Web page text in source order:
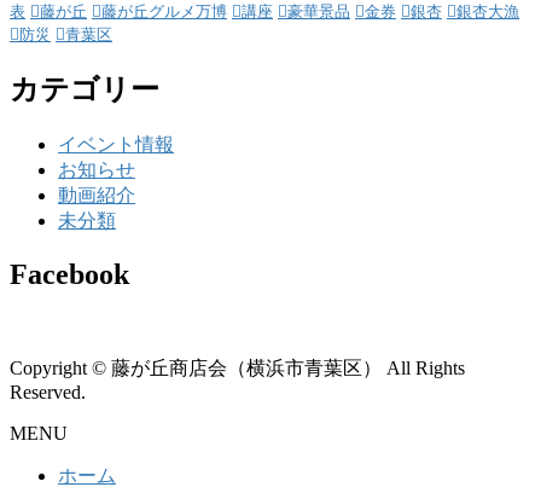
表
藤が丘 藤が丘グルメ万博 講座 豪華景品 金券 銀杏
銀杏大漁
防災
青葉区
カテゴリー
イベント情報
お知らせ
動画紹介
未分類
Facebook
Copyright © 藤が丘商店会（横浜市青葉区） All Rights
Reserved.
MENU
ホーム